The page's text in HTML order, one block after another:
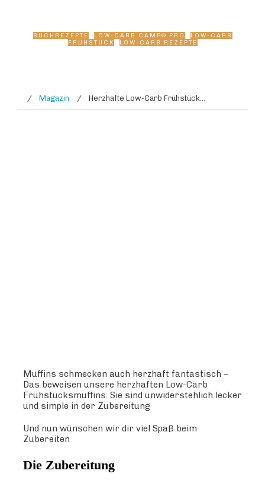
BUCHREZEPTE LOW-CARB CAMP® PRO
LOW-CARB
FRÜHSTÜCK
LOW-CARB REZEPTE
/ Magazin / Herzhafte Low-Carb Frühstücksmuffins 🧀 So simple & gut 🥰
Muffins schmecken auch herzhaft fantastisch –
Das beweisen unsere herzhaften Low-Carb
Frühstücksmuffins. Sie sind unwiderstehlich lecker
und simple in der Zubereitung
Und nun wünschen wir dir viel Spaß beim
Zubereiten
Die Zubereitung